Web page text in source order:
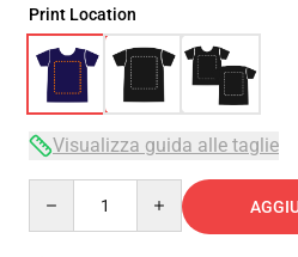
Print Location
Visualizza guida alle taglie